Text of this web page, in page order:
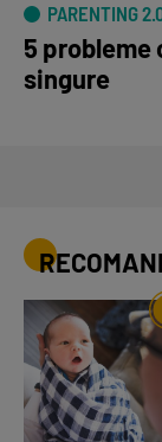
PARENTING
5 probleme
singure